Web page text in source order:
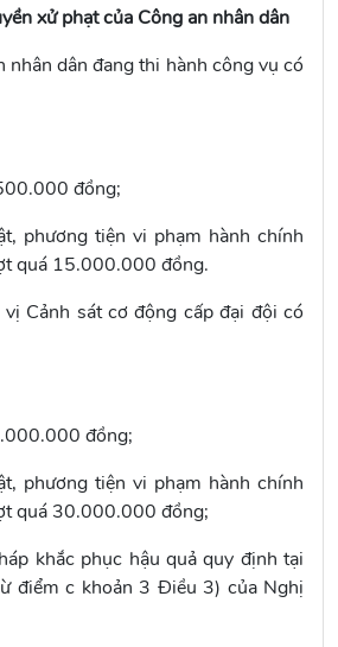
xử phạt của Công an nhân dân
nhân dân đang thi hành công vụ có
đồng;
phương tiện vi phạm hành chính
quá 15.000.000 đồng.
Cảnh sát cơ động cấp đại đội có
đồng;
phương tiện vi phạm hành chính
quá 30.000.000 đồng;
khắc phục hậu quả quy định tại
điểm c khoản 3 Điều 3) của Nghị